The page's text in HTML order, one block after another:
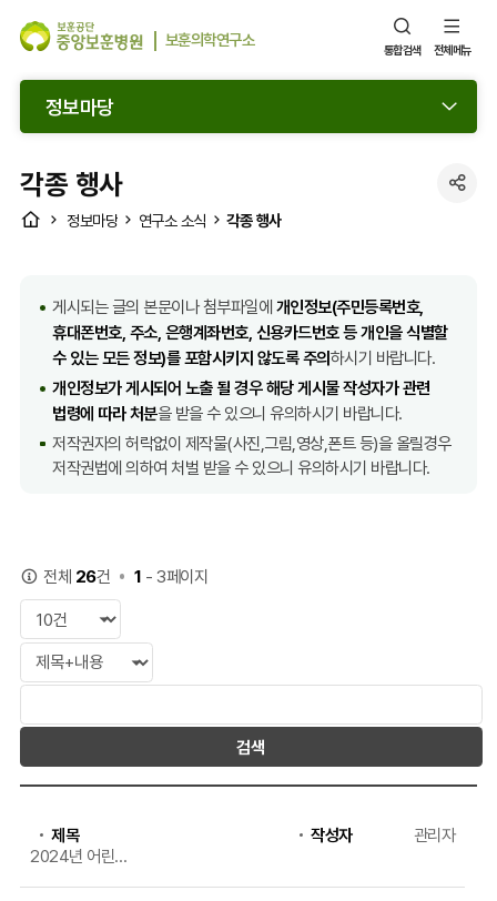
보훈의학연구소 통합검색 전체메뉴
정보마당
각종 행사
HOME 정보마당 연구소 소식 각종 행사
SNS
게시되는 글의 본문이나 첨부파일에 개인정보(주민등록번호,
휴대폰번호, 주소, 은행계좌번호, 신용카드번호 등 개인을 식별할
수 있는 모든 정보)를 포함시키지 않도록 주의하시기 바랍니다.
개인정보가 게시되어 노출 될 경우 해당 게시물 작성자가 관련
법령에 따라 처분을 받을 수 있으니 유의하시기 바랍니다.
저작권자의 허락없이 제작물(사진,그림,영상,폰트 등)을 올릴경우
저작권법에 의하여 처벌 받을 수 있으니 유의하시기 바랍니다.
전체 26건 1 - 3페이지
검색
목록으로
번호,
제목
2024년 어린이/
실시
작성자 관리자